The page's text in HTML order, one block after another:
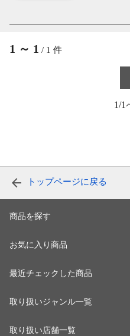
1 ～ 1 / 1 件
1/1
トップページに戻る
商品を探す
お気に入り商品
最近チェックした商品
取り扱いジャンル一覧
取り扱い店舗一覧